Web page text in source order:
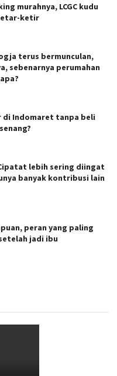
murahnya, LCGC kudu
ketir
terus bermunculan,
sebenarnya perumahan
di Indomaret tanpa beli
lebih sering diingat
banyak kontribusi lain
peran yang paling
jadi ibu